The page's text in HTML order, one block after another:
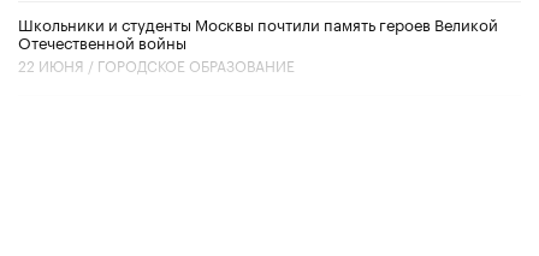
Школьники и студенты Москвы почтили память героев Великой
Отечественной войны
22 ИЮНЯ / ГОРОДСКОЕ ОБРАЗОВАНИЕ